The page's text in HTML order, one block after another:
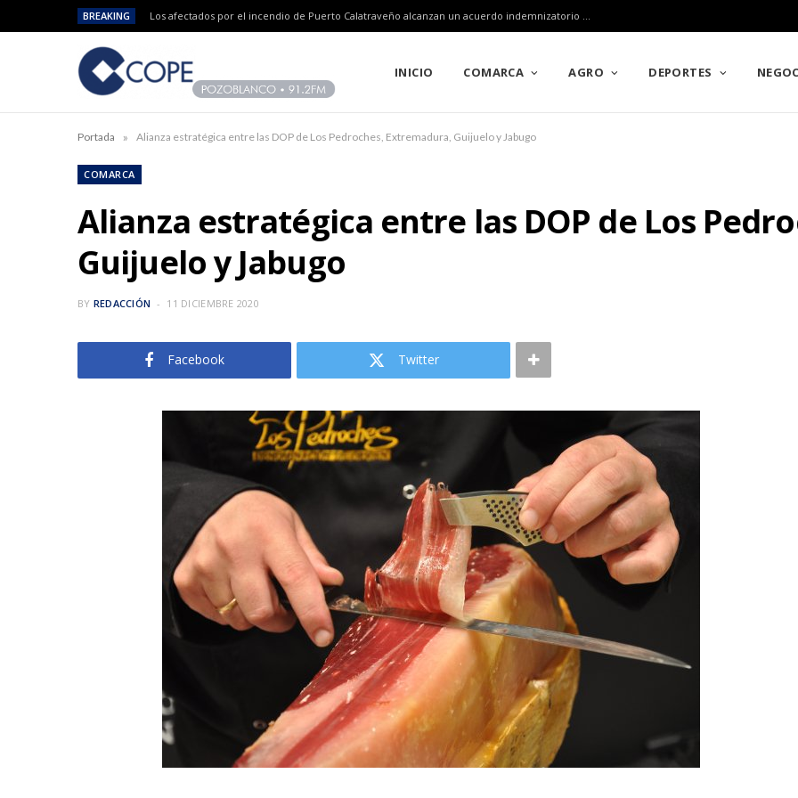
BREAKING Los afectados por el incendio de Puerto Calatraveño alcanzan un acuerdo indemnizatorio cercano a los cuatro millones de euros
INICIO COMARCA AGRO DEPORTES
Portada » Alianza estratégica entre las DOP de Los Pedroches, Extremadura, Guijuelo y Jabugo
COMARCA
Alianza estratégica entre las DOP de Los
Guijuelo y Jabugo
BY REDACCIÓN 11 DICIEMBRE 2020
Facebook Twitter